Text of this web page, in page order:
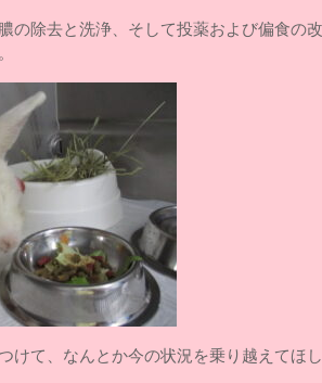
の除去と洗浄、そして投薬および偏食の
けて、なんとか今の状況を乗り越えてほし